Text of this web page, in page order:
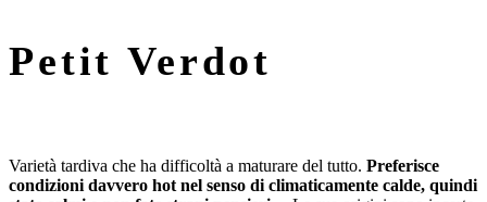
Petit Verdot
Varietà tardiva che ha difficoltà a maturare del tutto. Preferisce
condizioni davvero hot nel senso di climaticamente calde, quindi